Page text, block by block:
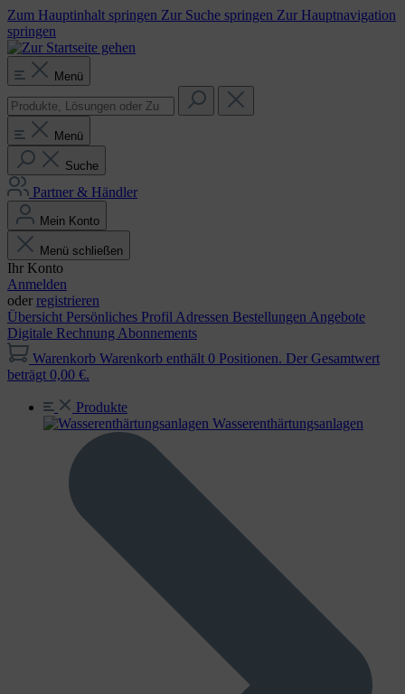
Zum Hauptinhalt springen Zur Suche springen Zur Hauptnavigation
springen
Menü
Menü
Suche
Partner & Händler
Mein Konto
Menü schließen
Ihr Konto
Anmelden
oder registrieren
Übersicht Persönliches Profil Adressen Bestellungen Angebote
Digitale Rechnung Abonnements
Warenkorb Warenkorb enthält 0 Positionen. Der Gesamtwert
beträgt 0,00 €.
Produkte
Wasser­enthärtungs­anlagen